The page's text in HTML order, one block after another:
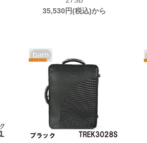
35,530円(税込)から